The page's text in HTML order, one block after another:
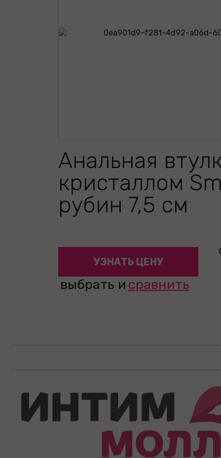
Анальная
кристаллом
рубин 7,5 см
УЗНАТЬ ЦЕНУ
выбрать и сравнить